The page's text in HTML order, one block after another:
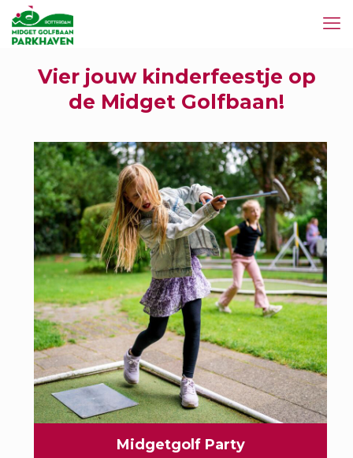
Vier jouw kinderfeestje op
de Midget Golfbaan!
Midgetgolf Party